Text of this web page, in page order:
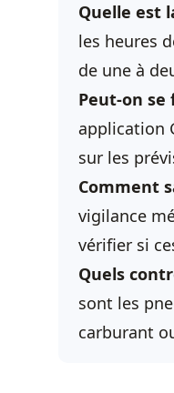
Quelle est
les heures
de une à
Peut-on se
application
sur les
Comment
vigilance
vérifier si
Quels
sont les
carburant